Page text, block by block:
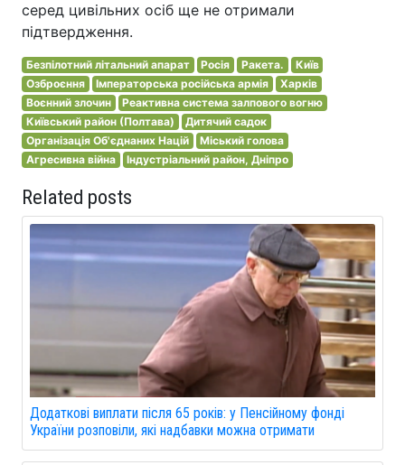
серед цивільних осіб ще не отримали
підтвердження.
Безпілотний літальний апарат Росія Ракета.
Київ
Озброєння
Імператорська російська армія
Харків
Воєнний злочин
Реактивна система залпового вогню
Київський район (Полтава)
Дитячий садок
Організація Об'єднаних Націй
Міський голова
Агресивна війна
Індустріальний район, Дніпро
Related posts
Додаткові виплати після 65 років: у Пенсійному фонді
України розповіли, які надбавки можна отримати